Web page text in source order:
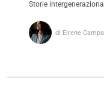
Storie
di Eirene